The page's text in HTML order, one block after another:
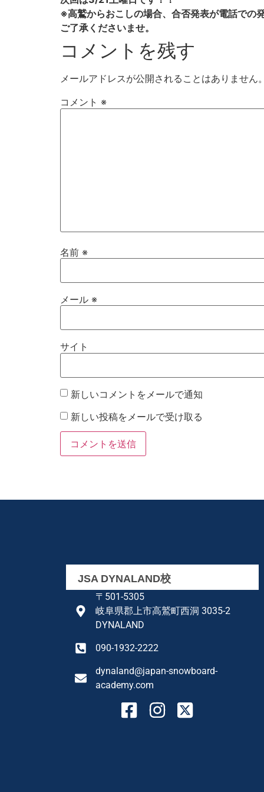
※高鷲からおこしの場合、合否発表が電話での
ご了承くださいませ。
コメントを残す
メールアドレスが公開されることはありません。
コメント ※
名前 ※
メール ※
サイト
新しいコメントをメールで通知
新しい投稿をメールで受け取る
JSA DYNALAND校
〒501-5305
岐阜県郡上市高鷲町西洞 3035-2
DYNALAND
090-1932-2222
dynaland@japan-snowboard-
academy.com